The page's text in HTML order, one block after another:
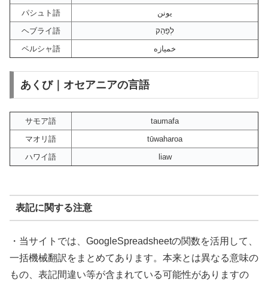
パシュト語
يونن
ヘブライ語
לְפַהֵק
ペルシャ語
خمیازه
あくび｜オセアニアの言語
サモア語
taumafa
マオリ語
tūwaharoa
ハワイ語
liaw
表記に関する注意
・当サイトでは、GoogleSpreadsheetの関数を活用して、
一括機械翻訳をまとめてあります。本来とは異なる意味の
もの、表記間違い等が含まれている可能性がありますの